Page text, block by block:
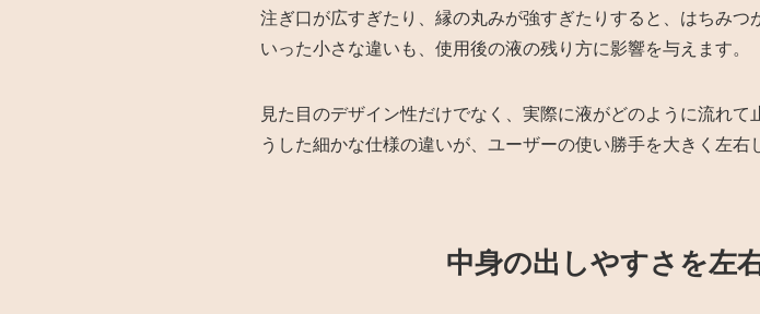
注ぎ口が広すぎたり、縁の丸みが強すぎたりすると、はちみ
いった小さな違いも、使用後の液の残り方に影響を与えます。
見た目のデザイン性だけでなく、実際に液がどのように流れ
うした細かな仕様の違いが、ユーザーの使い勝手を大きく左右
中身の出しやすさを左